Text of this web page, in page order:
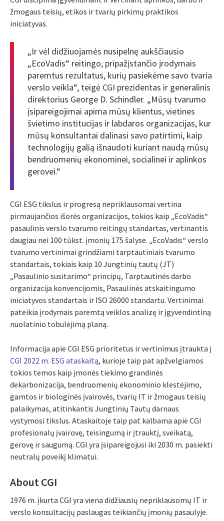
žmogaus teisių, etikos ir tvarių pirkimų praktikos
iniciatyvas.
„Ir vėl didžiuojamės nusipelnę aukščiausio
„EcoVadis“ reitingo, pripažįstančio įrodymais
paremtus rezultatus, kurių pasiekėme savo tvaria
verslo veikla“, teigė CGI prezidentas ir generalinis
direktorius George D. Schindler. „Mūsų tvarumo
įsipareigojimai apima mūsų klientus, vietines
švietimo institucijas ir labdaros organizacijas, kur
mūsų konsultantai dalinasi savo patirtimi, kaip
technologijų galią išnaudoti kuriant naudą mūsų
bendruomenių ekonominei, socialinei ir aplinkos
gerovei.“
CGI ESG tikslus ir progresą nepriklausomai vertina
pirmaujančios išorės organizacijos, tokios kaip „EcoVadis“
pasaulinis verslo tvarumo reitingų standartas, vertinantis
daugiau nei 100 tūkst. įmonių 175 šalyse. „EcoVadis“ verslo
tvarumo vertinimai grindžiami tarptautiniais tvarumo
standartais, tokiais kaip 10 Jungtinių tautų (JT)
„Pasaulinio susitarimo“ principų, Tarptautinės darbo
organizacija konvencijomis, Pasaulinės atskaitingumo
iniciatyvos standartais ir ISO 26000 standartu. Vertinimai
pateikia įrodymais paremtą veiklos analizę ir įgyvendintiną
nuolatinio tobulėjimą planą.
Informacija apie CGI ESG prioritetus ir vertinimus įtraukta į
CGI 2022 m. ESG ataskaitą, kurioje taip pat apžvelgiamos
tokios temos kaip įmonės tiekimo grandinės
dekarbonizacija, bendruomenių ekonominio klestėjimo,
gamtos ir biologinės įvairovės, tvarių IT ir žmogaus teisių
palaikymas, atitinkantis Jungtinių Tautų darnaus
vystymosi tikslus. Ataskaitoje taip pat kalbama apie CGI
profesionalų įvairovę, teisingumą ir įtrauktį, sveikatą,
gerovę ir saugumą. CGI yra įsipareigojusi iki 2030 m. pasiekti
neutralų poveikį klimatui.
About CGI
1976 m. įkurta CGI yra viena didžiausių nepriklausomų IT ir
verslo konsultacijų paslaugas teikiančių įmonių pasaulyje.